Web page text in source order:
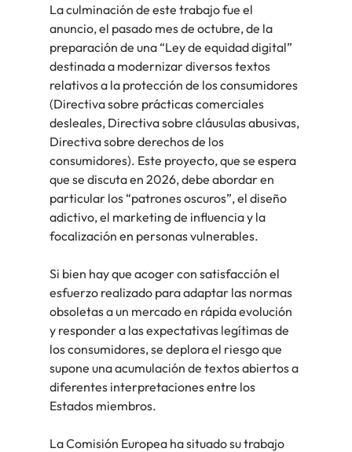
La culminación de este trabajo fue el
anuncio, el pasado mes de octubre, de la
preparación de una “Ley de equidad digital”
destinada a modernizar diversos textos
relativos a la protección de los consumidores
(Directiva sobre prácticas comerciales
desleales, Directiva sobre cláusulas abusivas,
Directiva sobre derechos de los
consumidores). Este proyecto, que se espera
que se discuta en 2026, debe abordar en
particular los “patrones oscuros”, el diseño
adictivo, el marketing de influencia y la
focalización en personas vulnerables.
Si bien hay que acoger con satisfacción el
esfuerzo realizado para adaptar las normas
obsoletas a un mercado en rápida evolución
y responder a las expectativas legítimas de
los consumidores, se deplora el riesgo que
supone una acumulación de textos abiertos a
diferentes interpretaciones entre los
Estados miembros.
La Comisión Europea ha situado su trabajo